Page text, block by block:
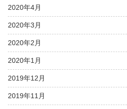
2020年4月
2020年3月
2020年2月
2020年1月
2019年12月
2019年11月